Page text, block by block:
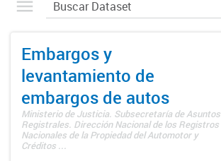
Embargos y
levantamiento de
embargos de autos
Ministerio de Justicia. Subsecretaría de Asuntos
Registrales. Dirección Nacional de los Registros
Nacionales de la Propiedad del Automotor y
Créditos ...